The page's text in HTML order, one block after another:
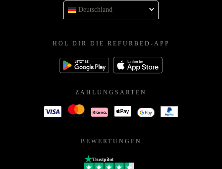
Deutschland
HOL DIR DIE REFURBED-APP
ZAHLUNGSARTEN
BEWERTUNGEN
Trustpilot